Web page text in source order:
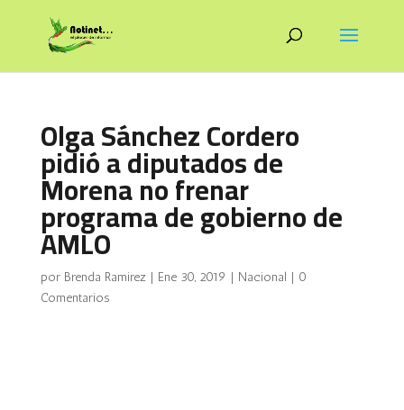
Olga Sánchez Cordero
pidió a diputados de
Morena no frenar
programa de gobierno de
AMLO
por Brenda Ramirez| Ene 30, 2019 | Nacional | 0
Comentarios